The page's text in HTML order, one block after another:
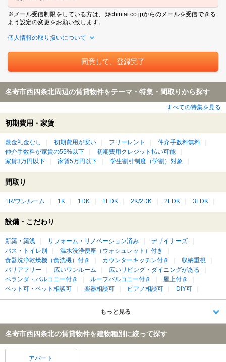
※メール受信制限をしている方は、@chintai.co.jpからのメールを受信できる
よう設定の変更をお願い致します。
個人情報の取り扱いについて
名寄市西四条北周辺の賃貸物件をテーマ・特集・間取りから探す
すべての特集を見る
初期費用・家賃
敷金礼金なし 初期費用が安い フリーレント
仲介手数料無料
仲介手数料が家賃の55%以下
初期費用クレジット払い可能
家賃3万円以下
家賃5万円以下 学生割引制度（学割）対象
間取り
1R/ワンルーム 1K 1DK 1LDK 2K/2DK 2LDK 3LDK
設備・こだわり
新築・築浅 リフォーム・リノベーション済み
デザイナーズ
バス・トイレ別
温水洗浄便座（ウォシュレット）付き
食器洗浄乾燥機（食洗機）付き
カウンターキッチン付き
収納重視
バリアフリー
広いワンルーム
広いリビング・ダイニングがある
ベランダ・バルコニー付き
ルーフバルコニー付き
屋上付き
ペット可・ペット相談可
楽器相談可 ピアノ相談可 DIY可
もっと見る
名寄市西四条北の賃貸物件を建物種別に絞って探す
アパート